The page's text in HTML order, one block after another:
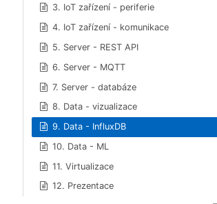
3. IoT zařízení - periferie
4. IoT zařízení - komunikace
5. Server - REST API
6. Server - MQTT
7. Server - databáze
8. Data - vizualizace
9. Data - InfluxDB
10. Data - ML
11. Virtualizace
12. Prezentace